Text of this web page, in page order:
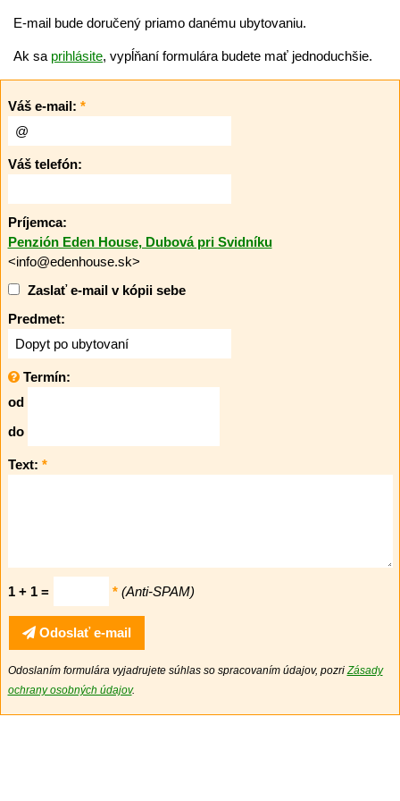
E-mail bude doručený priamo danému ubytovaniu.
Ak sa prihlásite, vypĺňaní formulára budete mať jednoduchšie.
Váš e-mail: *
Váš telefón:
Príjemca:
Penzión Eden House, Dubová pri Svidníku
<info@edenhouse.sk>
Zaslať e-mail v kópii sebe
Predmet:
Termín:
od
do
Text: *
1 + 1 = * (Anti-SPAM)
Odoslať e-mail
Odoslaním formulára vyjadrujete súhlas so spracovaním údajov, pozri Zásady
ochrany osobných údajov.